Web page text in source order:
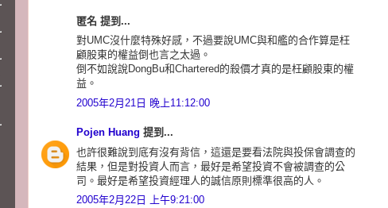
匿名 提到...
對UMC沒什麼特殊好感，不過要說UMC與和艦的合作算是枉
顧股東的權益倒也言之太過。
倒不如說說DongBu和Chartered的殺價才真的是枉顧股東的權
益。
2005年2月21日 晚上11:12:00
Pojen Huang 提到...
也許很難說到底有沒有背信，這還是要看法院與投保會調查的
結果，但是對投資人而言，最好是希望投資不會被調查的公
司。最好是希望投資經理人的誠信原則標準很高的人。
2005年2月22日 上午9:21:00